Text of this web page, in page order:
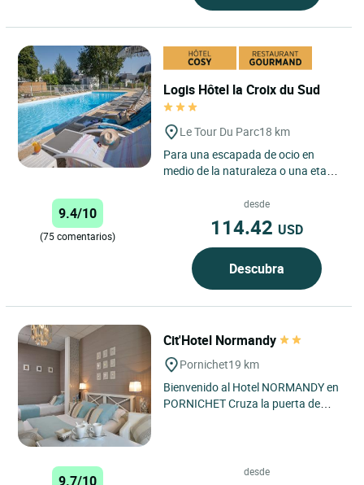
Logis Hôtel la Croix du Sud
Le Tour Du Parc18 km
Para una escapada de ocio en
medio de la naturaleza o una etapa
Vannes, haga una pausa en La...
9.4/10
(75 comentarios)
desde
114.42 USD
Descubra
Cit'Hotel Normandy
Pornichet19 km
Bienvenido al Hotel NORMANDY en
PORNICHET Cruza la puerta de
9.7/10
desde